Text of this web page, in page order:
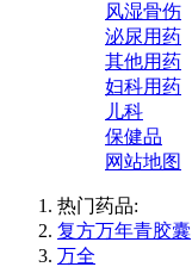
风湿骨伤
泌尿用药
其他用药
妇科用药
儿科
保健品
网站地图
热门药品:
复方万年青胶囊
万全